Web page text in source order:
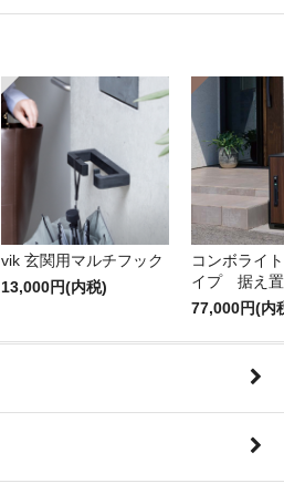
vik 玄関用マルチフック
13,000円(内税)
コンボライ
イプ 据え置
77,000円(内